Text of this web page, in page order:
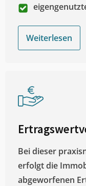
Weiterlesen
Bei dieser
erfolgt die
abgeworfenen